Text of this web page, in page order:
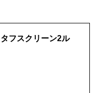
フスクリーン2ル